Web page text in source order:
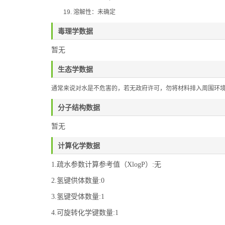
19. 溶解性： 未确定
毒理学数据
暂无
生态学数据
通常来说对水是不危害的，若无政府许可，勿将材料排入周围环
分子结构数据
暂无
计算化学数据
1.疏水参数计算参考值（XlogP）:无
2.氢键供体数量:0
3.氢键受体数量:1
4.可旋转化学键数量:1